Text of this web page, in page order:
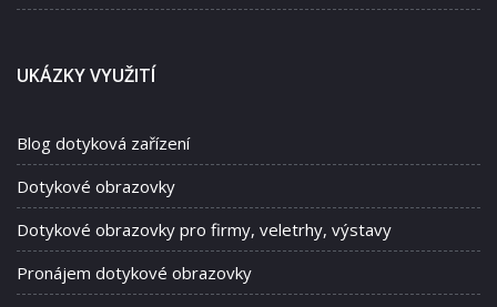
UKÁZKY VYUŽITÍ
Blog dotyková zařízení
Dotykové obrazovky
Dotykové obrazovky pro firmy, veletrhy, výstavy
Pronájem dotykové obrazovky